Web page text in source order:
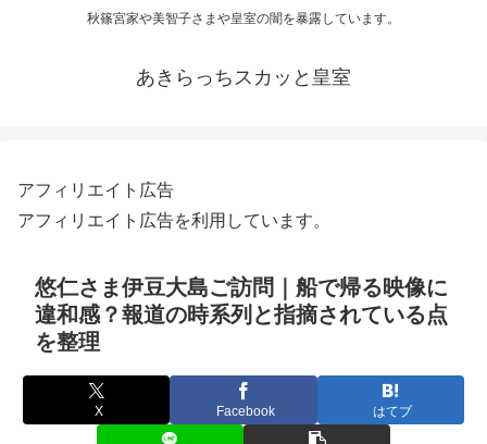
秋篠宮家や美智子さまや皇室の闇を暴露しています。
あきらっちスカッと皇室
アフィリエイト広告
アフィリエイト広告を利用しています。
悠仁さま伊豆大島ご訪問｜船で帰る映像に
違和感？報道の時系列と指摘されている点
を整理
X Facebook はてブ